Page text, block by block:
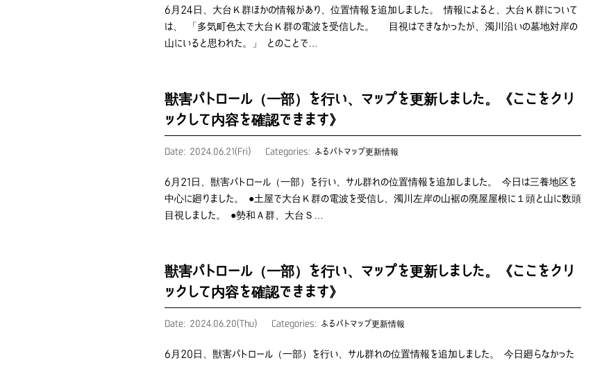
6月24日、大台Ｋ群ほかの情報があり、位置情報を追加しました。 情報によると、大台Ｋ群について
は、 「多気町色太で大台Ｋ群の電波を受信した。 目視はできなかったが、濁川沿いの墓地対岸の
山にいると思われた。」 とのことで…
獣害パトロール（一部）を行い、マップを更新しました。《ここをクリ
ックして内容を確認できます》
Date: 2024.06.21(Fri) Categories: ふるパトマップ更新情報
6月21日、獣害パトロール（一部）を行い、サル群れの位置情報を追加しました。 今日は三養地区を
中心に廻りました。 ●土屋で大台Ｋ群の電波を受信し、濁川左岸の山裾の廃屋屋根に１頭と山に数頭
目視しました。 ●勢和Ａ群、大台Ｓ…
獣害パトロール（一部）を行い、マップを更新しました。《ここをクリ
ックして内容を確認できます》
Date: 2024.06.20(Thu) Categories: ふるパトマップ更新情報
6月20日、獣害パトロール（一部）を行い、サル群れの位置情報を追加しました。 今日廻らなかった